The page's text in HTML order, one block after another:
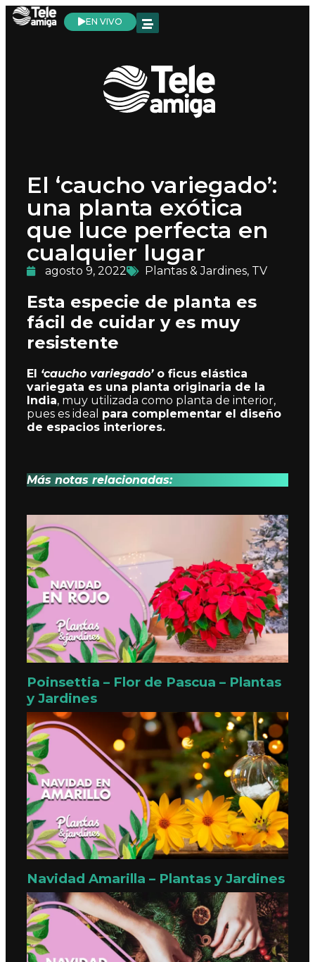
EN VIVO
El ‘caucho variegado’:
una planta exótica
que luce perfecta en
cualquier lugar
agosto 9, 2022 Plantas & Jardines, TV
Esta especie de planta es
fácil de cuidar y es muy
resistente
El ‘caucho variegado’o ficus elástica
variegata es una planta originaria de la
India, muy utilizada como planta de interior,
pues es ideal para complementar el diseño
de espacios interiores.
Más notas relacionadas:
Poinsettia – Flor de Pascua – Plantas
y Jardines
Navidad Amarilla – Plantas y Jardines